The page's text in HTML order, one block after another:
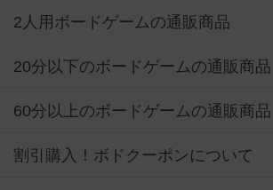
2人用ボードゲームの通販商品
20分以下のボードゲームの通販商品
60分以上のボードゲームの通販商品
割引購入！ボドクーポンについて